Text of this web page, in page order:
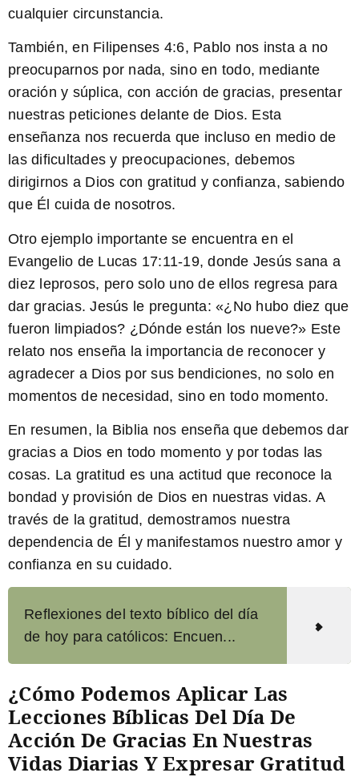
cualquier circunstancia.
También, en Filipenses 4:6, Pablo nos insta a no
preocuparnos por nada, sino en todo, mediante
oración y súplica, con acción de gracias, presentar
nuestras peticiones delante de Dios. Esta
enseñanza nos recuerda que incluso en medio de
las dificultades y preocupaciones, debemos
dirigirnos a Dios con gratitud y confianza, sabiendo
que Él cuida de nosotros.
Otro ejemplo importante se encuentra en el
Evangelio de Lucas 17:11-19, donde Jesús sana a
diez leprosos, pero solo uno de ellos regresa para
dar gracias. Jesús le pregunta: «¿No hubo diez que
fueron limpiados? ¿Dónde están los nueve?» Este
relato nos enseña la importancia de reconocer y
agradecer a Dios por sus bendiciones, no solo en
momentos de necesidad, sino en todo momento.
En resumen, la Biblia nos enseña que debemos dar
gracias a Dios en todo momento y por todas las
cosas. La gratitud es una actitud que reconoce la
bondad y provisión de Dios en nuestras vidas. A
través de la gratitud, demostramos nuestra
dependencia de Él y manifestamos nuestro amor y
confianza en su cuidado.
Reflexiones del texto bíblico del día
de hoy para católicos: Encuen...
¿Cómo Podemos Aplicar Las
Lecciones Bíblicas Del Día De
Acción De Gracias En Nuestras
Vidas Diarias Y Expresar Gratitud